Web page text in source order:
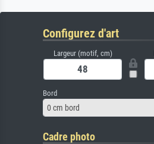
Configurez d'art
Largeur (motif, cm)
Bord
0 cm bord
Cadre photo